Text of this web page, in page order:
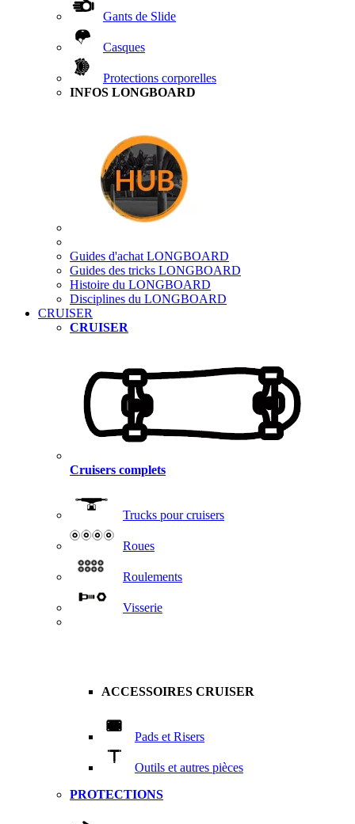
Gants de Slide
Casques
Protections corporelles
INFOS LONGBOARD
Guides d'achat LONGBOARD
Guides des tricks LONGBOARD
Histoire du LONGBOARD
Disciplines du LONGBOARD
CRUISER
CRUISER
Cruisers complets
Trucks pour cruisers
Roues
Roulements
Visserie
ACCESSOIRES CRUISER
Pads et Risers
Outils et autres pièces
PROTECTIONS